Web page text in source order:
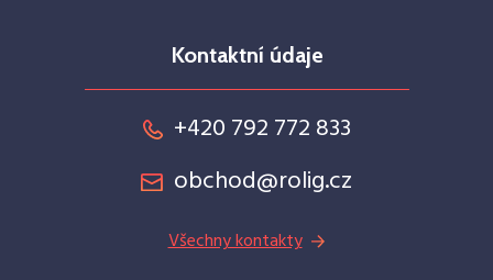
Kontaktní údaje
+420 792 772 833
obchod@rolig.cz
Všechny kontakty